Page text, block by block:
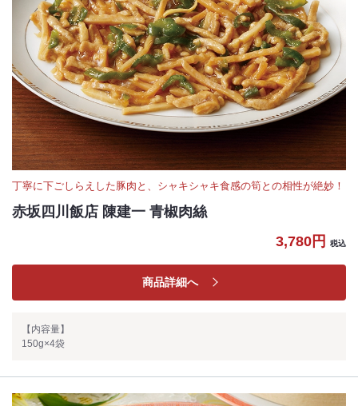
丁寧に下ごしらえした豚肉と、シャキシャキ食感の筍との相性が絶妙！
赤坂四川飯店 陳建一 青椒肉絲
3,780円
税込
商品詳細へ
【内容量】
150g×4袋